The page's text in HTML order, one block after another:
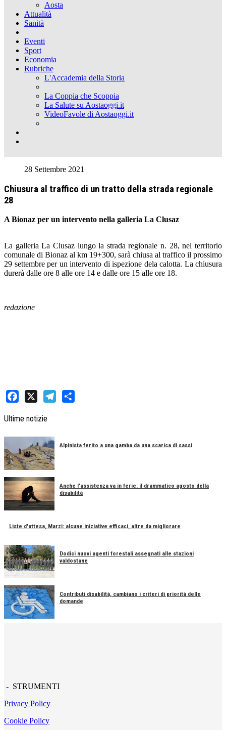
Aosta
Attualità
Sanità
Eventi
Sport
Economia
Rubriche
L'Accademia della Storia
La Coppia che Scoppia
La Salute su Aostaoggi.it
VideoFavole di Aostaoggi.it
28 Settembre 2021
Chiusura al traffico di un tratto della strada regionale
28
A Bionaz per un intervento nella galleria La Clusaz
La galleria La Clusaz lungo la strada regionale n. 28, nel territorio
comunale di Bionaz al km 19+300, sarà chiusa al traffico il prossimo
29 settembre per un intervento di ispezione dela calotta. La chiusura
durerà dalle ore 8 alle ore 14 e dalle ore 15 alle ore 18.
redazione
Ultime notizie
Alpinista ferito a una gamba da una scarica di sassi
Anche l'assistenza va in ferie: il drammatico agosto della
disabilità
Liste d'attesa, Marzi: alcune iniziative efficaci, altre da migliorare
Dodici nuovi agenti forestali assegnati alle stazioni
valdostane
Contributi disabilità, cambiano i criteri di priorità delle
domande
- STRUMENTI
Privacy Policy
Cookie Policy